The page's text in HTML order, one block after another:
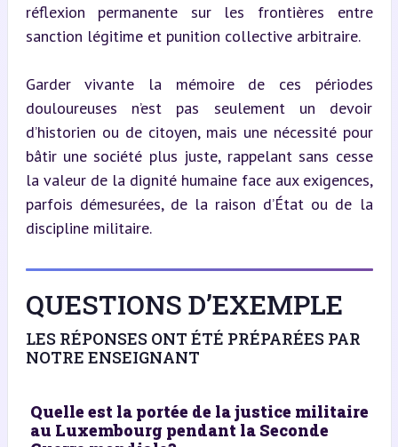
réflexion permanente sur les frontières entre
sanction légitime et punition collective arbitraire.
Garder vivante la mémoire de ces périodes
douloureuses n’est pas seulement un devoir
d’historien ou de citoyen, mais une nécessité pour
bâtir une société plus juste, rappelant sans cesse
la valeur de la dignité humaine face aux exigences,
parfois démesurées, de la raison d’État ou de la
discipline militaire.
QUESTIONS D’EXEMPLE
LES RÉPONSES ONT ÉTÉ PRÉPARÉES PAR
NOTRE ENSEIGNANT
Quelle est la portée de la justice militaire
au Luxembourg pendant la Seconde